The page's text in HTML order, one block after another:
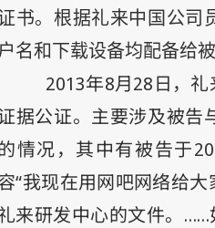
书。根据礼来中国公司
名和下载设备均配备给被
2013年8月28日 ，
据公证。主要涉及被告
情况，其中有被告于
“我现在用网吧网络给
来研发中心的文件。……